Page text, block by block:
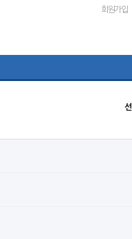
회원가입